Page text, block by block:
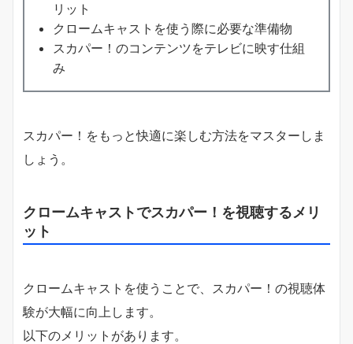
リット
クロームキャストを使う際に必要な準備物
スカパー！のコンテンツをテレビに映す仕組
み
スカパー！をもっと快適に楽しむ方法をマスターしま
しょう。
クロームキャストでスカパー！を視聴するメリ
ット
クロームキャストを使うことで、スカパー！の視聴体
験が大幅に向上します。
以下のメリットがあります。